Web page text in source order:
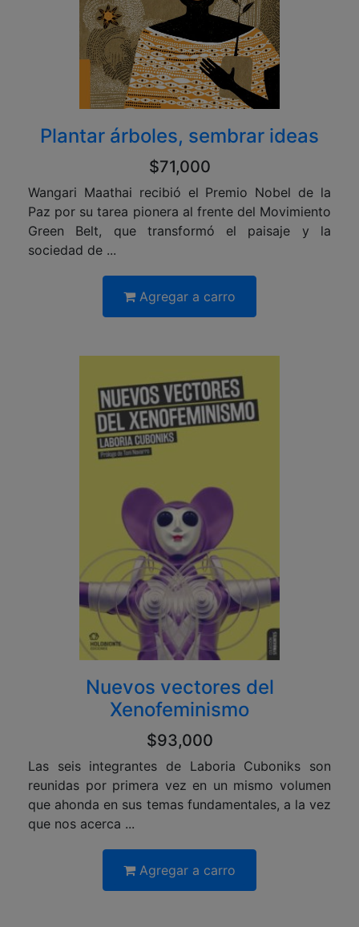
Plantar árboles, sembrar ideas
$71,000
Wangari Maathai recibió el Premio Nobel de la
Paz por su tarea pionera al frente del Movimiento
Green Belt, que transformó el paisaje y la
sociedad de ...
Agregar a carro
Nuevos vectores del
Xenofeminismo
$93,000
Las seis integrantes de Laboria Cuboniks son
reunidas por primera vez en un mismo volumen
que ahonda en sus temas fundamentales, a la vez
que nos acerca ...
Agregar a carro